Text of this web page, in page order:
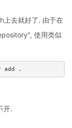
上去就好了. 由于在
使用类似
开.